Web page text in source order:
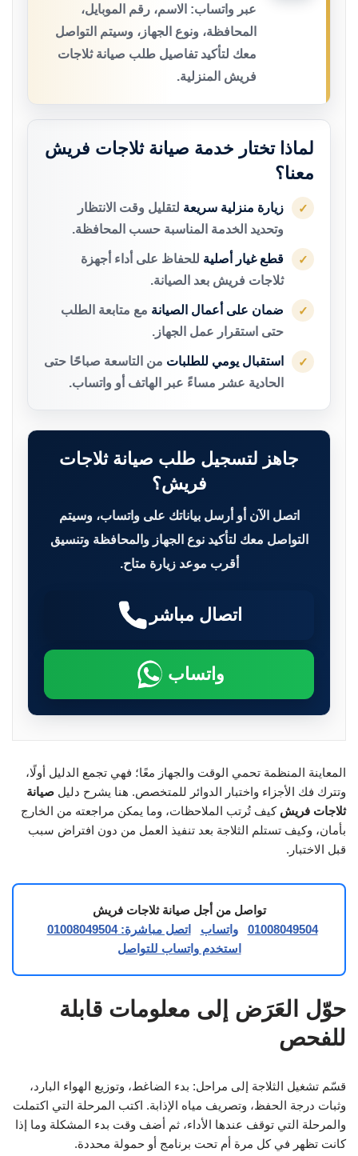
عبر واتساب: الاسم، رقم الموبايل،
المحافظة، ونوع الجهاز، وسيتم التواصل
معك لتأكيد تفاصيل طلب صيانة ثلاجات
فريش المنزلية.
لماذا تختار خدمة صيانة ثلاجات فريش
معنا؟
✓ زيارة منزلية سريعة لتقليل وقت الانتظار
وتحديد الخدمة المناسبة حسب المحافظة.
✓ قطع غيار أصلية للحفاظ على أداء أجهزة
ثلاجات فريش بعد الصيانة.
✓ ضمان على أعمال الصيانة مع متابعة الطلب
حتى استقرار عمل الجهاز.
✓ استقبال يومي للطلبات من التاسعة صباحًا حتى
الحادية عشر مساءً عبر الهاتف أو واتساب.
جاهز لتسجيل طلب صيانة ثلاجات
فريش؟
اتصل الآن أو أرسل بياناتك على واتساب، وسيتم
التواصل معك لتأكيد نوع الجهاز والمحافظة وتنسيق
أقرب موعد زيارة متاح.
اتصال مباشر
واتساب
المعاينة المنظمة تحمي الوقت والجهاز معًا؛ فهي تجمع الدليل أولًا،
وتترك فك الأجزاء واختبار الدوائر للمتخصص. هنا يشرح دليل صيانة
ثلاجات فريش كيف تُرتب الملاحظات، وما يمكن مراجعته من الخارج
بأمان، وكيف تستلم الثلاجة بعد تنفيذ العمل من دون افتراض سبب
قبل الاختبار.
تواصل من أجل صيانة ثلاجات فريش
01008049504
واتساب
اتصل مباشرة: 01008049504
استخدم واتساب للتواصل
حوّل العَرَض إلى معلومات قابلة
للفحص
قسّم تشغيل الثلاجة إلى مراحل: بدء الضاغط، وتوزيع الهواء البارد،
وثبات درجة الحفظ، وتصريف مياه الإذابة. اكتب المرحلة التي اكتملت
والمرحلة التي توقف عندها الأداء، ثم أضف وقت بدء المشكلة وما إذا
كانت تظهر في كل مرة أم تحت برنامج أو حمولة محددة.